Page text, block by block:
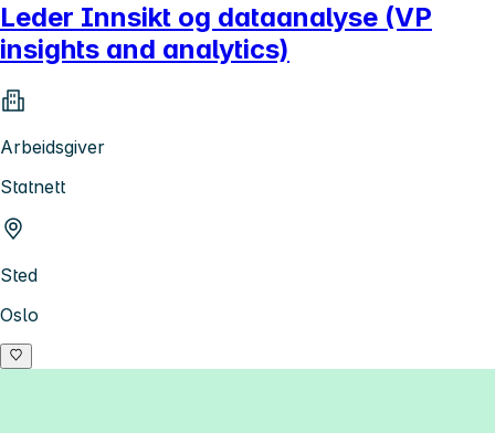
Leder Innsikt og dataanalyse (VP
insights and analytics)
Arbeidsgiver
Statnett
Sted
Oslo